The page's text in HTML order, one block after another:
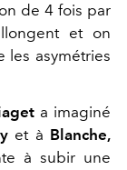
de 4 fois par
et on
les asymétries
a imaginé
et à Blanche,
à subir une